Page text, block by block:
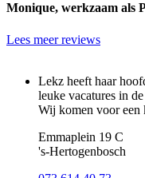
Monique, werkzaam als
Lees meer reviews
Lekz heeft haar
leuke vacatures in
Wij komen voor een
Emmaplein 19 C
's‑Hertogenbosch